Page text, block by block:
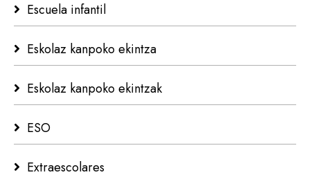
Escuela infantil
Eskolaz kanpoko ekintza
Eskolaz kanpoko ekintzak
ESO
Extraescolares